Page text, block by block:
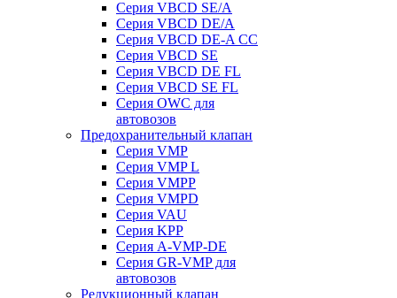
Серия VBCD SE/A
Серия VBCD DE/A
Серия VBCD DE-A CC
Серия VBCD SE
Серия VBCD DE FL
Серия VBCD SE FL
Серия OWC для
автовозов
Предохранительный клапан
Серия VMP
Серия VMP L
Серия VMPP
Серия VMPD
Серия VAU
Серия KPP
Серия A-VMP-DE
Серия GR-VMP для
автовозов
Редукционный клапан